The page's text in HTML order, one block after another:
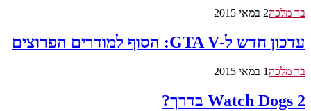
בר מלכה2 במאי 2015
עדכון חדש ל-GTA V: הסוף למודרים הפרוצים
בר מלכה1 במאי 2015
Watch Dogs 2 בדרך?